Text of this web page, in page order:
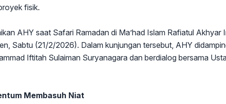
fisik.
AHY saat Safari Ramadan di Ma’had Islam Rafiatul Akhyar
Sabtu (21/2/2026). Dalam kunjungan tersebut, AHY
Iftitah Sulaiman Suryanagara dan berdialog bersama
Membasuh Niat